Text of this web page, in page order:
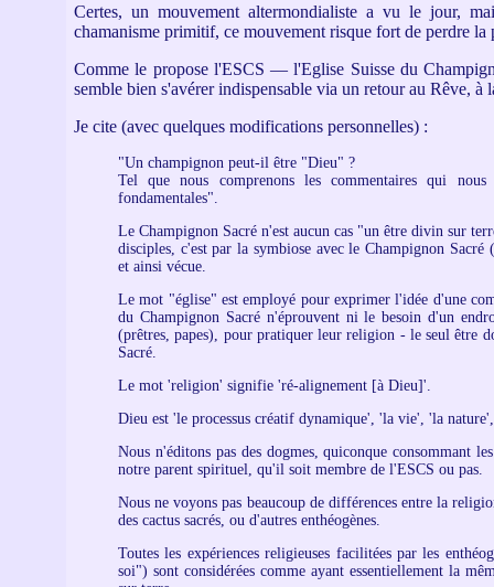
Certes, un mouvement altermondialiste a vu le jour,
chamanisme primitif, ce mouvement risque fort de perdre
Comme le propose l'ESCS — l'Eglise Suisse du
semble bien s'avérer indispensable via un retour au Rêve, à
Je cite (avec quelques modifications personnelles) :
"Un champignon peut-il être "Dieu" ?
Tel que nous comprenons les commentaires qui
fondamentales".
Le Champignon Sacré n'est aucun cas "un être divin sur
disciples, c'est par la symbiose avec le Champignon
et ainsi vécue.
Le mot "église" est employé pour exprimer l'idée d'une
du Champignon Sacré n'éprouvent ni le besoin d'un
(prêtres, papes), pour pratiquer leur religion - le seul être
Sacré.
Le mot 'religion' signifie 'ré-alignement [à Dieu]'.
Dieu est 'le processus créatif dynamique', 'la vie', 'la
Nous n'éditons pas des dogmes, quiconque consommant
notre parent spirituel, qu'il soit membre de l'ESCS ou pas.
Nous ne voyons pas beaucoup de différences entre la
des cactus sacrés, ou d'autres enthéogènes.
Toutes les expériences religieuses facilitées par les
soi") sont considérées comme ayant essentiellement la